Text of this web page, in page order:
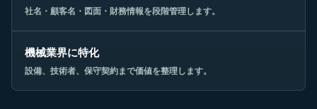
社名・顧客名・図面・財務情報を段階管理します。
機械業界に特化
設備、技術者、保守契約まで価値を整理します。